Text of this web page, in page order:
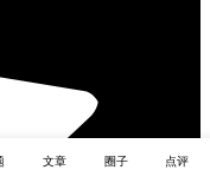
文章 圈子 点评